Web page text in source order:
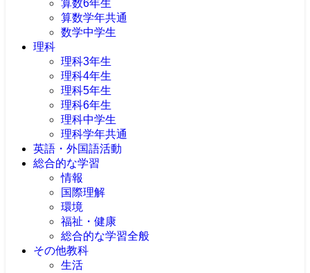
算数6年生
算数学年共通
数学中学生
理科
理科3年生
理科4年生
理科5年生
理科6年生
理科中学生
理科学年共通
英語・外国語活動
総合的な学習
情報
国際理解
環境
福祉・健康
総合的な学習全般
その他教科
生活